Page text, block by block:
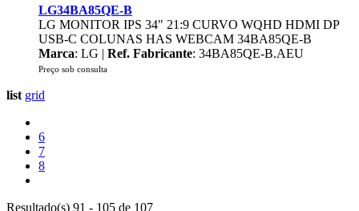
LG34BA85QE-B
LG MONITOR IPS 34" 21:9 CURVO WQHD HDMI DP
USB-C COLUNAS HAS WEBCAM 34BA85QE-B
Marca: LG | Ref. Fabricante: 34BA85QE-B.AEU
Preço sob consulta
list grid
6
7
8
Resultado(s) 91 - 105 de 107